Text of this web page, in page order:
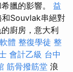
臘的影響。 益
Souvlak串絕對
廚房，意大利
體 整復學徒 整
會計乙級 台中
筋骨撥筋堂 浪